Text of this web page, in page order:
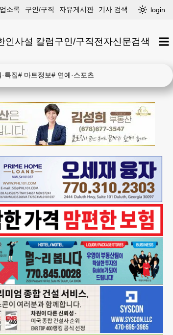
업소록 구인/구직 자유게시판 기사 검색 login
인사설 칼럼구인/구직전자신문검색
특집# 마트정보# 연예·스포츠